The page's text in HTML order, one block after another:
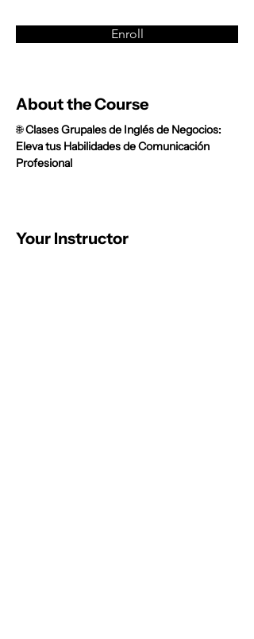
Enroll
About the Course
🌐 Clases Grupales de Inglés de Negocios:
Eleva tus Habilidades de Comunicación
Profesional
Your Instructor